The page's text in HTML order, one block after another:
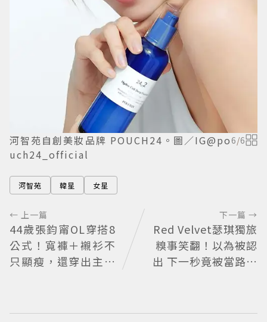
河智苑自創美妝品牌 POUCH24。圖／IG@po
uch24_official
6/6
河智苑 韓星 女星
← 上一篇
44歲張鈞甯OL穿搭8
公式！寬褲＋襯衫不
只顯瘦，還穿出主管
下一篇 →
Red Velvet瑟琪獨旅
糗事笑翻！以為被認
出 下一秒竟被當路人